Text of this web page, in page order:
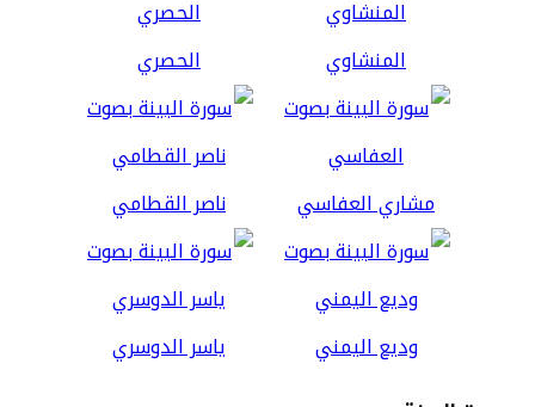
المنشاوي الحصري
مشاري العفاسي ناصر القطامي
وديع اليمني ياسر الدوسري